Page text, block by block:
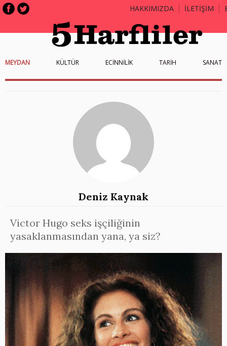
HAKKIMIZDA İLETİŞİM
MEYDAN KÜLTÜR ECİNNİLİK TARİH SANAT
Deniz Kaynak
Victor Hugo seks işçiliğinin
yasaklanmasından yana, ya siz?